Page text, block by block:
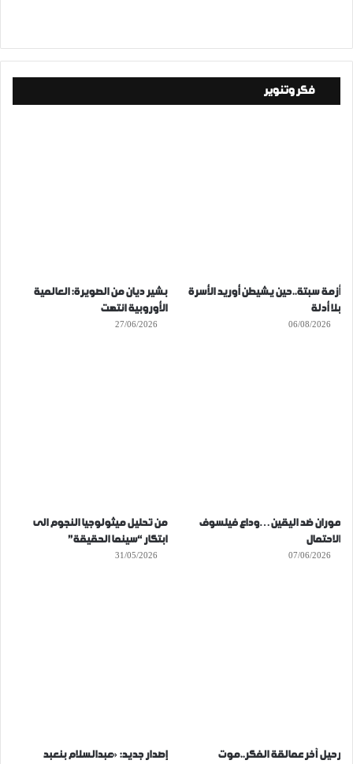
فكر وتنوير
أزمة سبتة..حين يشيطن أوريد الأسرة
بلا أدلة
06/08/2026
بشير ديان من الصويرة: العالمية
الأوروبية انتهت
27/06/2026
موران ضد اليقين…وداع فيلسوف
الاحتمال
07/06/2026
من تحليل ميثولوجيا النجوم الى
ابتكار “سينما الحقيقة”
31/05/2026
رحيل آخر عمالقة الفكر..موت
إصدار جديد: «عبدالسلام بنعبد